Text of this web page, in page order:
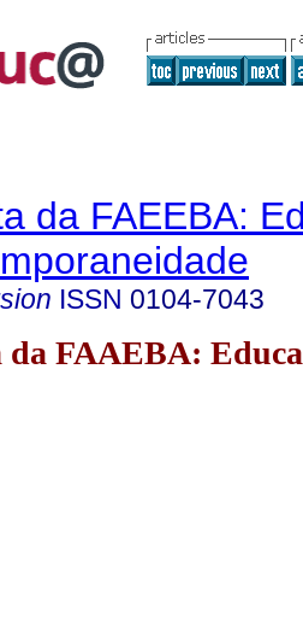
da FAEEBA:
ISSN 0104-7043
da FAAEBA: